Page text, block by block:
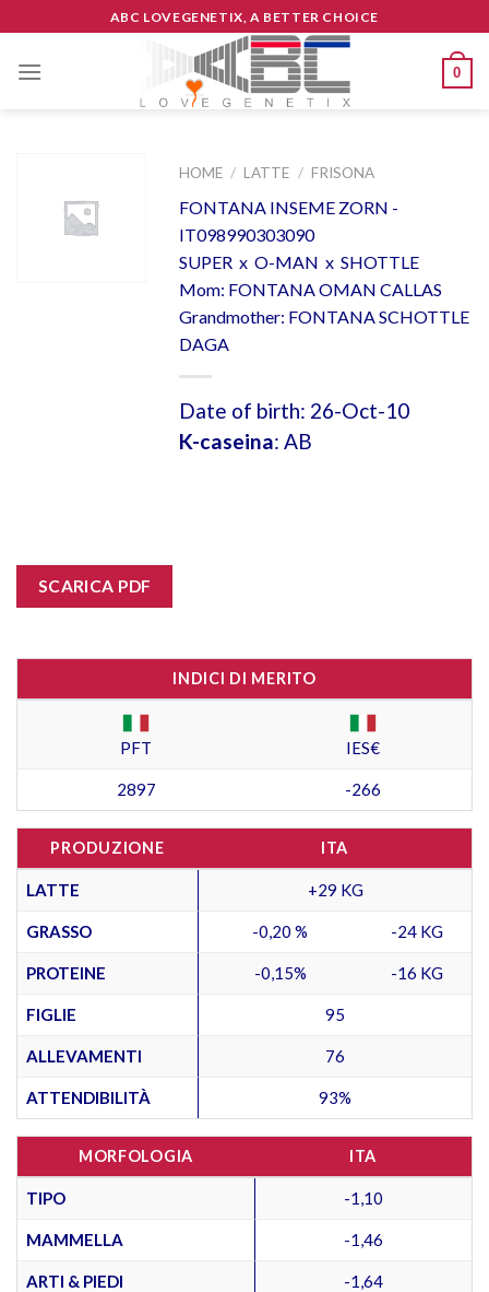
to
content
ABC LOVEGENETIX, A BETTER CHOICE
0
HOME / LATTE / FRISONA
FONTANA INSEME ZORN -
IT098990303090
SUPER x O-MAN x SHOTTLE
Mom: FONTANA OMAN CALLAS
Grandmother: FONTANA SCHOTTLE
DAGA
Date of birth: 26-Oct-10
K-caseina: AB
SCARICA PDF
INDICI DI MERITO
PFT IES€
2897 -266
PRODUZIONE ITA
LATTE +29 KG
GRASSO -0,20 % -24 KG
PROTEINE -0,15% -16 KG
FIGLIE 95
ALLEVAMENTI 76
ATTENDIBILITÀ 93%
MORFOLOGIA ITA
TIPO -1,10
MAMMELLA -1,46
ARTI & PIEDI -1,64